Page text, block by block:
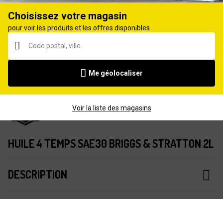
HUILE 4 TEMPS SAE30 BRIGGS & STRATTON 2L
DESCRIPTION
Choisissez votre magasin
pour voir les produits et les offres disponibles
Me géolocaliser
Voir la liste des magasins